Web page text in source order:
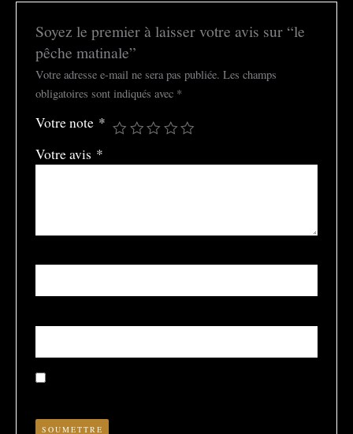
Soyez le premier à laisser votre avis sur “le
pêche matinale”
Votre adresse e-mail ne sera pas publiée. Les champs
obligatoires sont indiqués avec *
Votre note *
Votre avis *